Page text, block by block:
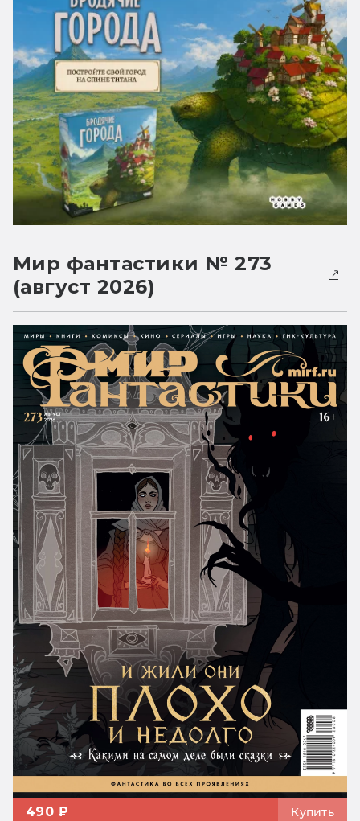
Мир фантастики № 273
(август 2026)
490 ₽ Купить